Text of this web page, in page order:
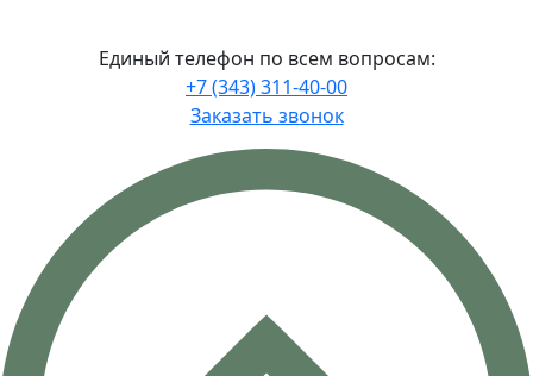
Единый телефон по всем вопросам:
+7 (343) 311-40-00
Заказать звонок